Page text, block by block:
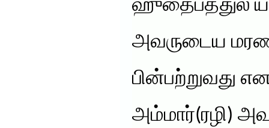
ஹுதைபத்துல்
அவருடைய
பின்பற்றுவது
அம்மார்(ரழி)